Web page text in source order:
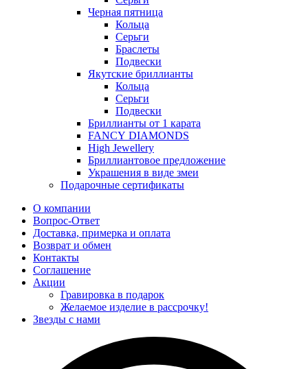
Черная пятница
Кольца
Серьги
Браслеты
Подвески
Якутские бриллианты
Кольца
Серьги
Подвески
Бриллианты от 1 карата
FANCY DIAMONDS
High Jewellery
Бриллиантовое предложение
Украшения в виде змеи
Подарочные сертификаты
О компании
Вопрос-Ответ
Доставка, примерка и оплата
Возврат и обмен
Контакты
Соглашение
Акции
Гравировка в подарок
Желаемое изделие в рассрочку!
Звезды с нами